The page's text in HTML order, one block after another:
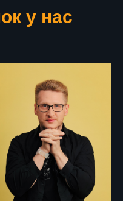
у нас